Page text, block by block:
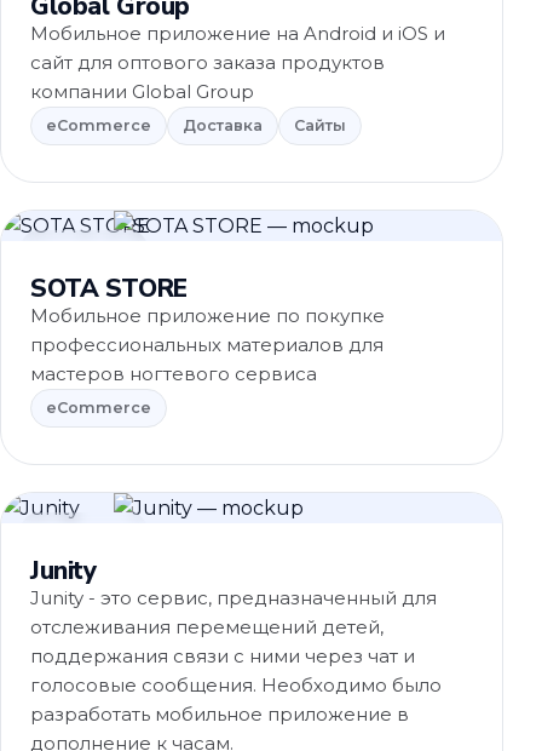
Мобильное приложение на Android и iOS и
сайт для оптового заказа продуктов
компании Global Group
eCommerce Доставка Сайты
SOTA STORE
Мобильное приложение по покупке
профессиональных материалов для
мастеров ногтевого сервиса
eCommerce
Junity
Junity - это сервис, предназначенный для
отслеживания перемещений детей,
поддержания связи с ними через чат и
голосовые сообщения. Необходимо было
разработать мобильное приложение в
дополнение к часам.